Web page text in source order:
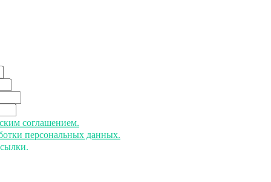
соглашением.
персональных данных.